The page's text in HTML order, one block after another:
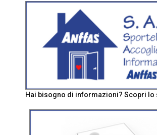
Hai bisogno di informazioni? Scopri lo